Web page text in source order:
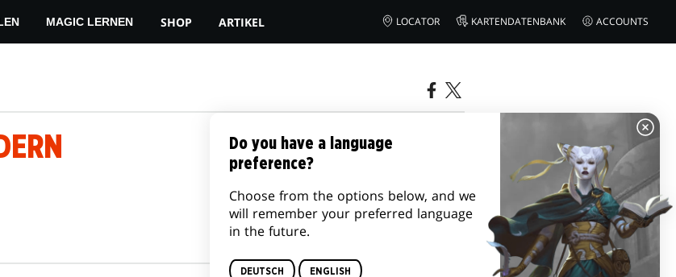
MAGIC LERNEN SHOP ARTIKEL LOCATOR KARTENDATENBANK ACCOUNTS
Do you have a language
preference?
Choose from the options below, and we
will remember your preferred language
in the future.
DEUTSCH ENGLISH